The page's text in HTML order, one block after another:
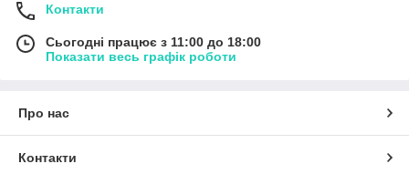
Контакти
Сьогодні працює з 11:00 до 18:00
Показати весь графік роботи
Про нас
Контакти